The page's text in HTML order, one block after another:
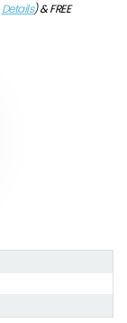
Details)&FREE